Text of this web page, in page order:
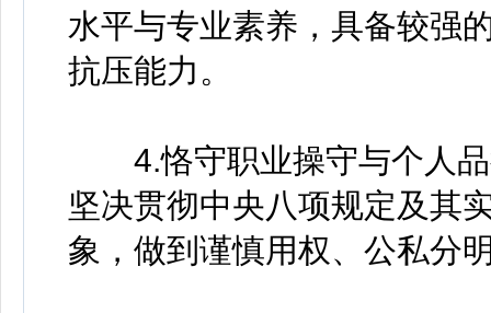
水平与专业素养，具备较强
抗压能力。
4.恪守职业操守与个人品
坚决贯彻中央八项规定及其
象，做到谨慎用权、公私分